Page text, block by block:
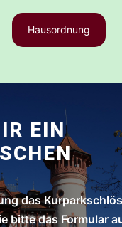
Hausordnung
EIN
das
bitte das Formular